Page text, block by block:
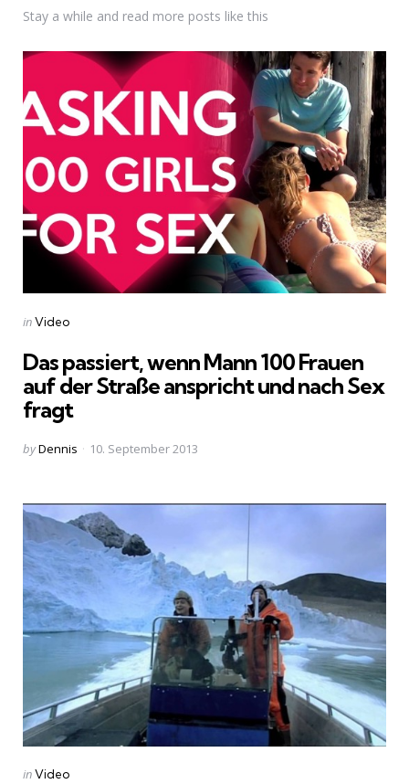
Stay a while and read more posts like this
Categories
Posted
inVideo
Das passiert, wenn Mann 100 Frauen
auf der Straße anspricht und nach Sex
fragt
Posted
byDennis 10. September 2013
Categories
Posted
inVideo